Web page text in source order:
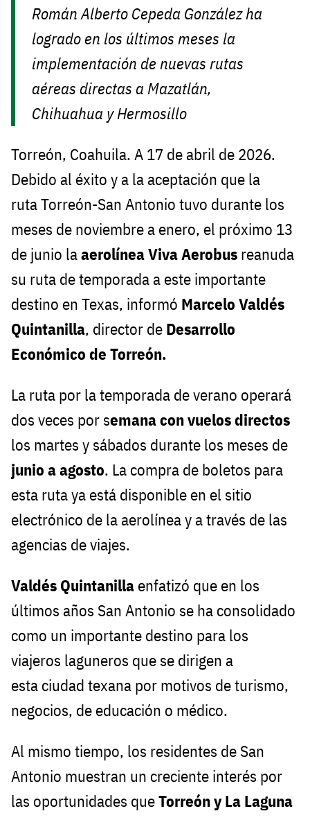
Román Alberto Cepeda González ha
logrado en los últimos meses la
implementación de nuevas rutas
aéreas directas a Mazatlán,
Chihuahua y Hermosillo
Torreón, Coahuila. A 17 de abril de 2026.
Debido al éxito y a la aceptación que la
ruta Torreón-San Antonio tuvo durante los
meses de noviembre a enero, el próximo 13
de junio laaerolínea Viva Aerobus reanuda
su ruta de temporada a este importante
destino en Texas, informó Marcelo Valdés
Quintanilla, director de Desarrollo
Económico de Torreón.
La ruta por la temporada de verano operará
dos veces por semana con vuelos directos
los martes y sábados durante los meses de
junio a agosto. La compra de boletos para
esta ruta ya está disponible en el sitio
electrónico de la aerolínea y a través de las
agencias de viajes.
Valdés Quintanilla enfatizó que en los
últimos años San Antonio se ha consolidado
como un importante destino para los
viajeros laguneros que se dirigen a
esta ciudad texana por motivos de turismo,
negocios, de educación o médico.
Al mismo tiempo, los residentes de San
Antonio muestran un creciente interés por
las oportunidades queTorreón y La Laguna